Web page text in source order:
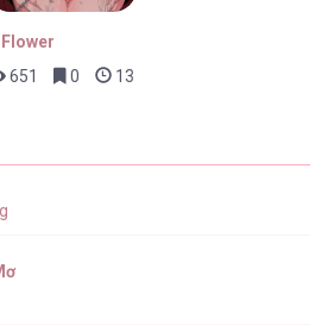
651
0 13 giờ trước